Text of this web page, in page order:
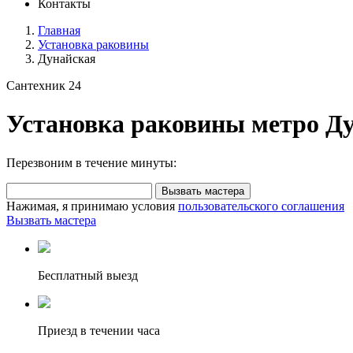
Контакты
Главная
Установка раковины
Дунайская
Сантехник 24
Установка раковины метро
Перезвоним в течение минуты:
Вызвать мастера
Нажимая, я принимаю условия пользовательского соглашения
Вызвать мастера
Бесплатный выезд
Приезд в течении часа